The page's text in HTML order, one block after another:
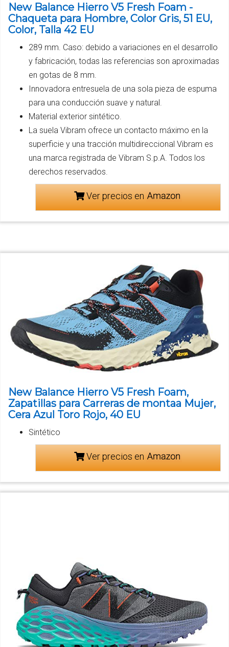
New Balance Hierro V5 Fresh Foam -
Chaqueta para Hombre, Color Gris, 51 EU,
Color, Talla 42 EU
289 mm. Caso: debido a variaciones en el desarrollo
y fabricación, todas las referencias son aproximadas
en gotas de 8 mm.
Innovadora entresuela de una sola pieza de espuma
para una conducción suave y natural.
Material exterior sintético.
La suela Vibram ofrece un contacto máximo en la
superficie y una tracción multidireccional Vibram es
una marca registrada de Vibram S.p.A. Todos los
derechos reservados.
Ver precios en
New Balance Hierro V5 Fresh Foam,
Zapatillas para Carreras de montaa Mujer,
Cera Azul Toro Rojo, 40 EU
Sintético
Ver precios en